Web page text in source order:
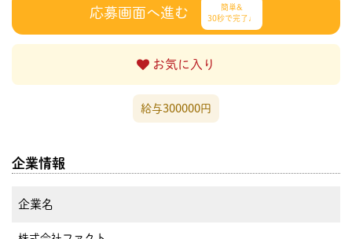
応募画面へ進む
簡単&
30秒で完了♩
お気に入り
給与300000円
企業情報
企業名